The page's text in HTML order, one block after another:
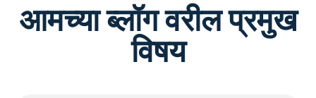
आमच्या ब्लॉग वरील प्रमुख
विषय